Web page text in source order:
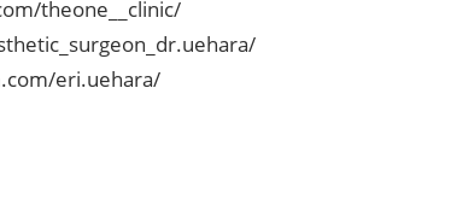
theone__clinic/
eri.uehara/